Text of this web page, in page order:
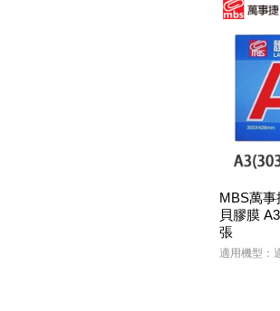
MBS萬事
貝膠膜
張
適用機型：